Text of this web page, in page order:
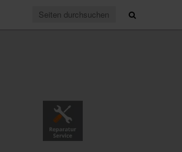
Reparaturservice